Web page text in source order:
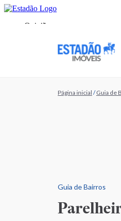
Página inicial /Guia de
Guia de Bairros